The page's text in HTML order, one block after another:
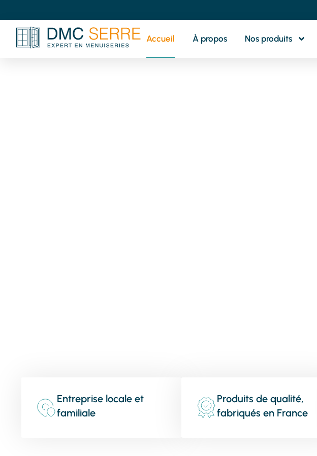
Accueil À propos Nos produits
Entreprise locale et
familiale
Produits de qualité,
fabriqués en France